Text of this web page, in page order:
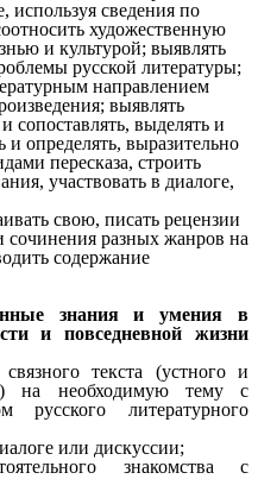
используя сведения по
художественную
и культурой; выявлять
русской литературы;
направлением
выявлять
сопоставлять, выделять и
и определять, выразительно
пересказа, строить
участвовать в диалоге,
свою, писать рецензии
сочинения разных жанров на
содержание
знания и умения в
и повседневной жизни
связного текста (устного и
на необходимую тему с
русского литературного
или дискуссии;
знакомства с